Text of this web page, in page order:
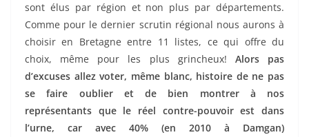
sont élus par région et non plus par départements.
Comme pour le dernier scrutin régional nous aurons à
choisir en Bretagne entre 11 listes, ce qui offre du
choix, même pour les plus grincheux! Alors pas
d’excuses allez voter, même blanc, histoire de ne pas
se faire oublier et de bien montrer à nos
représentants que le réel contre-pouvoir est dans
l’urne, car avec 40% (en 2010 à Damgan)